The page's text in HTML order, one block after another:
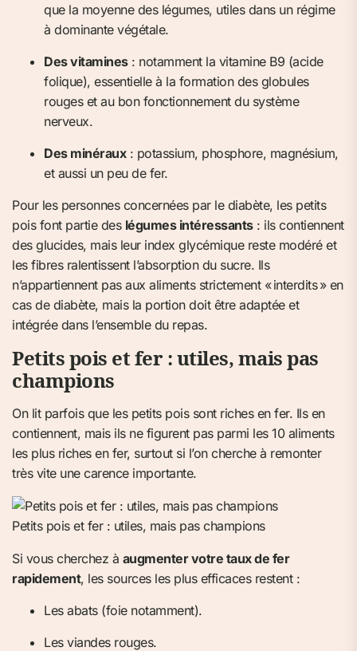
que la moyenne des légumes, utiles dans un régime
à dominante végétale.
Des vitamines: notamment la vitamine B9 (acide
folique), essentielle à la formation des globules
rouges et au bon fonctionnement du système
nerveux.
Des minéraux: potassium, phosphore, magnésium,
et aussi un peu de fer.
Pour les personnes concernées par le diabète, les petits
pois font partie des légumes intéressants: ils contiennent
des glucides, mais leur index glycémique reste modéré et
les fibres ralentissent l’absorption du sucre. Ils
n’appartiennent pas aux aliments strictement « interdits » en
cas de diabète, mais la portion doit être adaptée et
intégrée dans l’ensemble du repas.
Petits pois et fer : utiles, mais pas
champions
On lit parfois que les petits pois sont riches en fer. Ils en
contiennent, mais ils ne figurent pas parmi les 10 aliments
les plus riches en fer, surtout si l’on cherche à remonter
très vite une carence importante.
Petits pois et fer : utiles, mais pas champions
Si vous cherchez à augmenter votre taux de fer
rapidement, les sources les plus efficaces restent :
Les abats (foie notamment).
Les viandes rouges.